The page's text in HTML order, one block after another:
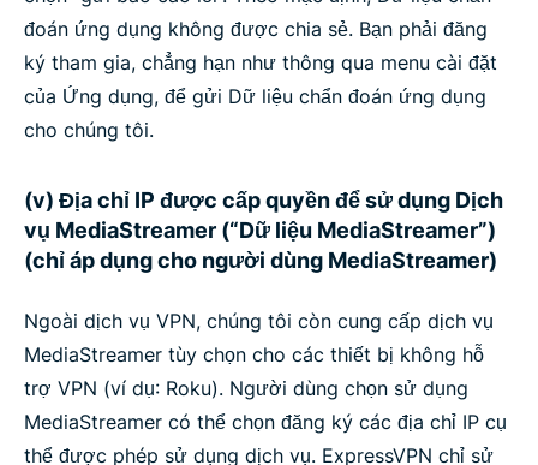
đoán ứng dụng không được chia sẻ. Bạn phải đăng
ký tham gia, chẳng hạn như thông qua menu cài đặt
của Ứng dụng, để gửi Dữ liệu chẩn đoán ứng dụng
cho chúng tôi.
(v) Địa chỉ IP được cấp quyền để sử dụng Dịch
vụ MediaStreamer (“Dữ liệu MediaStreamer”)
(chỉ áp dụng cho người dùng MediaStreamer)
Ngoài dịch vụ VPN, chúng tôi còn cung cấp dịch vụ
MediaStreamer tùy chọn cho các thiết bị không hỗ
trợ VPN (ví dụ: Roku). Người dùng chọn sử dụng
MediaStreamer có thể chọn đăng ký các địa chỉ IP cụ
thể được phép sử dụng dịch vụ. ExpressVPN chỉ sử